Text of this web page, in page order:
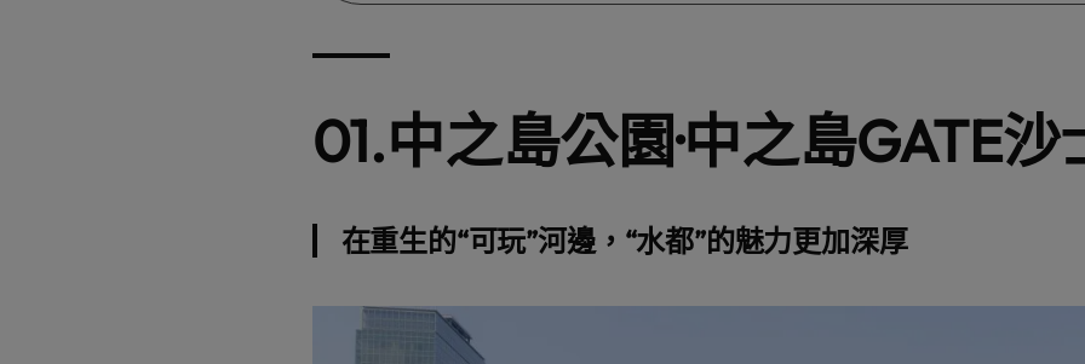
01.中之島公園·中之島GATE
在重生的“可玩”河邊，“水都”的魅力更加深厚